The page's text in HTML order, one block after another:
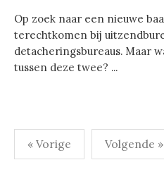
Op zoek naar een nieuwe
terechtkomen bij
detacheringsbureaus. Maar
tussen deze twee? ...
Berichten
paginering
« Vorige Volgende »